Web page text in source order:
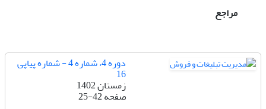
مراجع
دوره 4، شماره 4 - شماره پیاپی
16
زمستان 1402
صفحه25-42